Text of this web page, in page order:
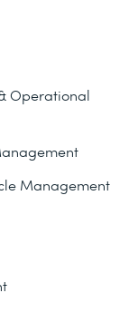
Operational
Management